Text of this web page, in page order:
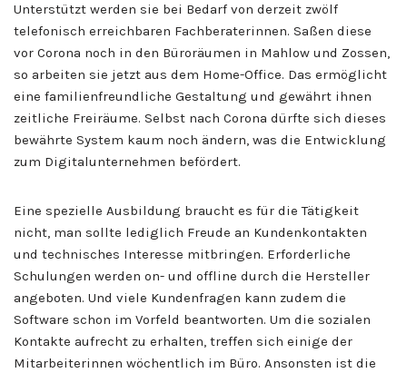
Unterstützt werden sie bei Bedarf von derzeit zwölf
telefonisch erreichbaren Fachberaterinnen. Saßen diese
vor Corona noch in den Büroräumen in Mahlow und Zossen,
so arbeiten sie jetzt aus dem Home-Office. Das ermöglicht
eine familienfreundliche Gestaltung und gewährt ihnen
zeitliche Freiräume. Selbst nach Corona dürfte sich dieses
bewährte System kaum noch ändern, was die Entwicklung
zum Digitalunternehmen befördert.
Eine spezielle Ausbildung braucht es für die Tätigkeit
nicht, man sollte lediglich Freude an Kundenkontakten
und technisches Interesse mitbringen. Erforderliche
Schulungen werden on- und offline durch die Hersteller
angeboten. Und viele Kundenfragen kann zudem die
Software schon im Vorfeld beantworten. Um die sozialen
Kontakte aufrecht zu erhalten, treffen sich einige der
Mitarbeiterinnen wöchentlich im Büro. Ansonsten ist die